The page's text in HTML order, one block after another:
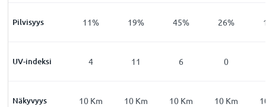
Pilvisyys
22 11% 19% 45% 26%
UV-indeksi
0 4 11 6 0
Näkyvyys
10Km 10 Km 10 Km 10 Km 10 Km